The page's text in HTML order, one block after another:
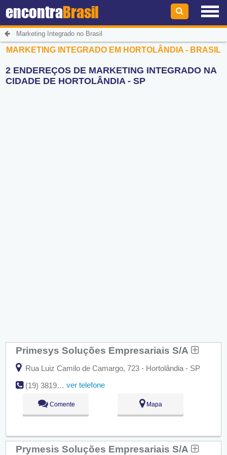
encontraBrasil
Marketing Integrado no Brasil
MARKETING INTEGRADO EM HORTOLÂNDIA - BRASIL
2 ENDEREÇOS DE MARKETING INTEGRADO NA
CIDADE DE HORTOLÂNDIA - SP
Primesys Soluções Empresariais S/A
Rua Luiz Camilo de Camargo, 723 - Hortolândia - SP
(19) 3819-5111
ver telefone
Comente Mapa
Prymesis Soluções Empresariais S/A